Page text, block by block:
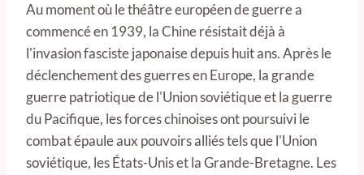
Au moment où le théâtre européen de guerre a
commencé en 1939, la Chine résistait déjà à
l'invasion fasciste japonaise depuis huit ans. Après le
déclenchement des guerres en Europe, la grande
guerre patriotique de l'Union soviétique et la guerre
du Pacifique, les forces chinoises ont poursuivi le
combat épaule aux pouvoirs alliés tels que l'Union
soviétique, les États-Unis et la Grande-Bretagne. Les